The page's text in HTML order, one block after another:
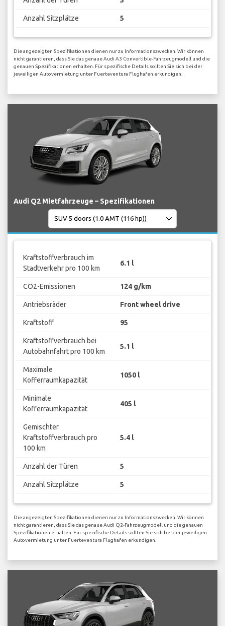
Anzahl Sitzplätze 5
Die angezeigten Spezifikationen dienen nur zu Informationszwecken. Wir können
nicht garantieren, dass Sie das genaue Audi A3 Convertible-Fahrzeugmodell und die
genauen Spezifikationen erhalten. Für spezifische Details sollten Sie sich bei der
jeweiligen Autovermietung unter Fuerteventura Flughafen erkundigen.
Audi Q2 Mietfahrzeuge – Spezifikationen
Kraftstoffverbrauch im
Stadtverkehr pro 100 km
6.1 l
CO2-Emissionen 124 g/km
Antriebsräder Front wheel drive
Kraftstoff 95
Kraftstoffverbrauch bei
Autobahnfahrt pro 100 km
5.1 l
Maximale
Kofferraumkapazität
1050 l
Minimale
Kofferraumkapazität
405 l
Gemischter
Kraftstoffverbrauch pro
100 km
5.4 l
Anzahl der Türen 5
Anzahl Sitzplätze 5
Die angezeigten Spezifikationen dienen nur zu Informationszwecken. Wir können
nicht garantieren, dass Sie das genaue Audi Q2-Fahrzeugmodell und die genauen
Spezifikationen erhalten. Für spezifische Details sollten Sie sich bei der jeweiligen
Autovermietung unter Fuerteventura Flughafen erkundigen.